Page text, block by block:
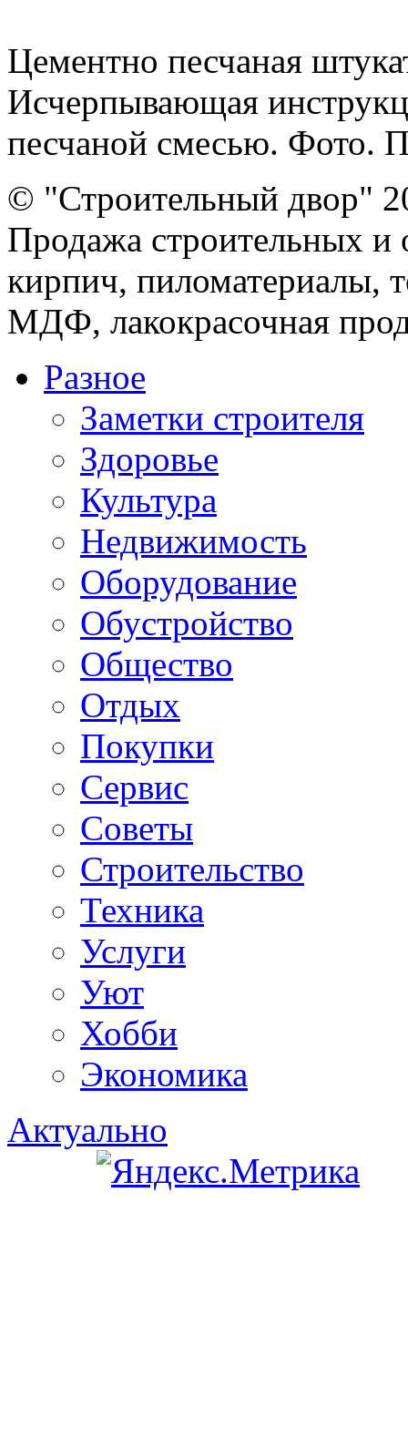
Цементно песчаная
Исчерпывающая
песчаной смесью. Фото.
© "Строительный двор"
Продажа строительных и
кирпич, пиломатериалы,
МДФ, лакокрасочная
Разное
Заметки строителя
Здоровье
Культура
Недвижимость
Оборудование
Обустройство
Общество
Отдых
Покупки
Сервис
Советы
Строительство
Техника
Услуги
Уют
Хобби
Экономика
Актуально